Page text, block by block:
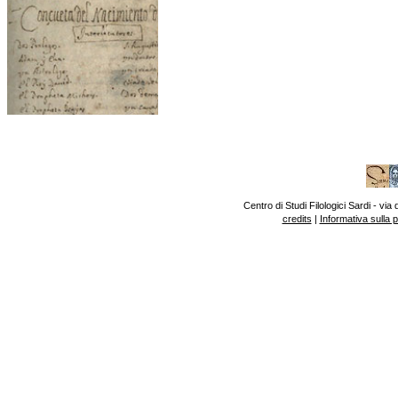
Centro di Studi Filologici Sardi - via
credits | Informativa sulla